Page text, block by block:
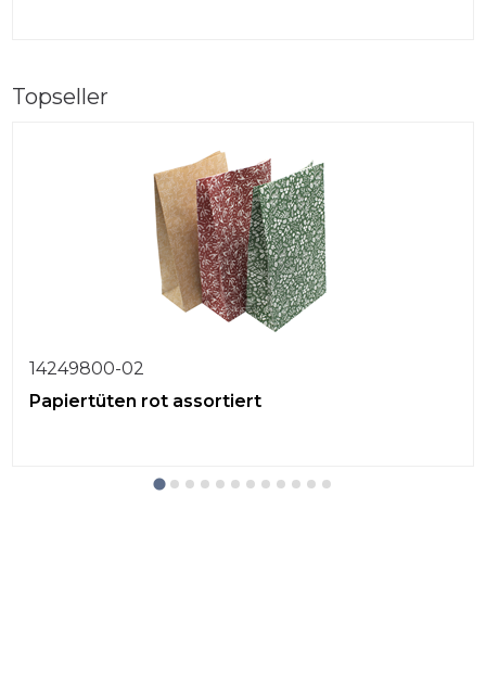
Topseller
14249800-02
Papiertüten rot assortiert